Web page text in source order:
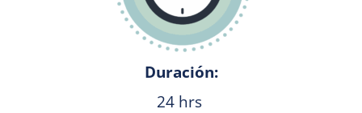
Duración:
24 hrs